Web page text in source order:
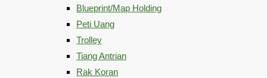
Blueprint/Map Holding
Peti Uang
Trolley
Tiang Antrian
Rak Koran